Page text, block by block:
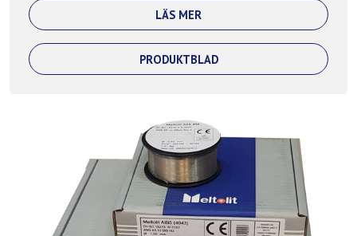
LÄS MER
PRODUKTBLAD